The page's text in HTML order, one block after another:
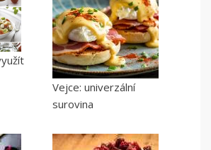
Vejce: univerzální
surovina